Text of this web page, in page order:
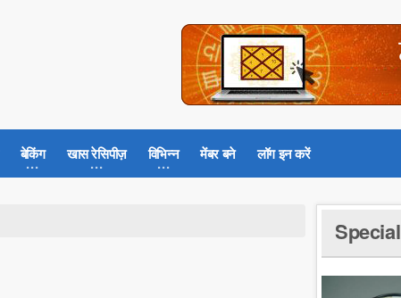
बेकिंग खास रेसिपीज़ विभिन्न मेंबर बने लॉग इन करें
Special